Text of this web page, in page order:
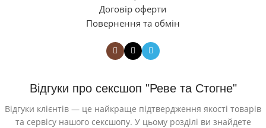
Договір оферти
Повернення та обмін
Відгуки про сексшоп "Реве та Стогне"
Відгуки клієнтів — це найкраще підтвердження якості товарів
та сервісу нашого сексшопу. У цьому розділі ви знайдете